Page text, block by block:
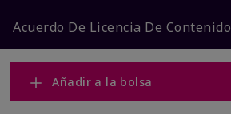
Añadir a la bolsa
Acuerdo De Licencia De Contenido